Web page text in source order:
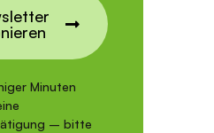
Minuten
– bitte